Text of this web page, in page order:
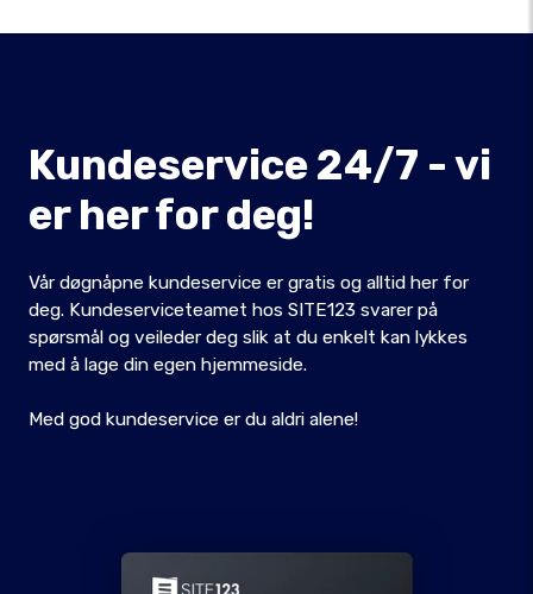
Kundeservice 24/7 - vi
er her for deg!
Vår døgnåpne kundeservice er gratis og alltid her for
deg. Kundeserviceteamet hos SITE123 svarer på
spørsmål og veileder deg slik at du enkelt kan lykkes
med å lage din egen hjemmeside.
Med god kundeservice er du aldri alene!